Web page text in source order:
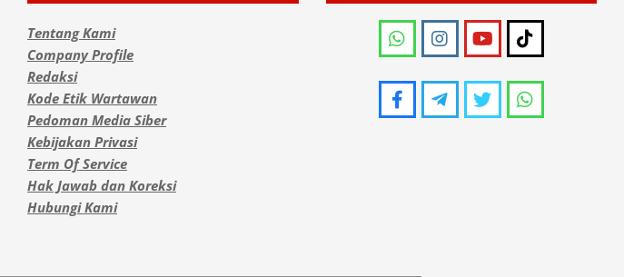
Tentang Kami
Company Profile
Redaksi
Kode Etik Wartawan
Pedoman Media Siber
Kebijakan Privasi
Term Of Service
Hak Jawab dan Koreksi
Hubungi Kami